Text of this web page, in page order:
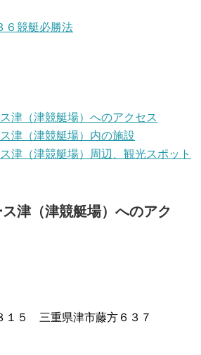
６競艇必勝法
津（津競艇場）へのアクセス
津（津競艇場）内の施設
津（津競艇場）周辺、観光スポット
津（津競艇場）へのアク
５ 三重県津市藤方６３７